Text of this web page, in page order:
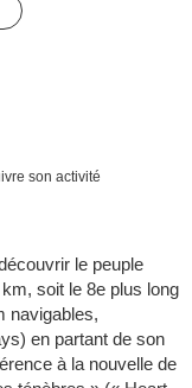
son activité
le peuple
soit le 8e plus long
navigables,
en partant de son
à la nouvelle de